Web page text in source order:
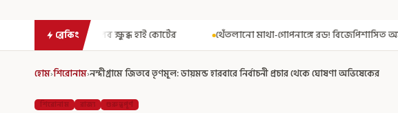
ব্রেকিং
হাই কোর্টের থেঁতলানো মাথা-গোপনাঙ্গে রড! বিজেপিশাসিত অসমে নাবালিকার নৃশংস পরিণতি
হোম›শিরোনাম›নন্দীগ্রামে জিতবে তৃণমূল: ডায়মন্ড হারবারে নির্বাচনী প্রচার থেকে ঘোষণা অভিষেকের
শিরোনাম রাজ্য গুরুত্বপূর্ণ